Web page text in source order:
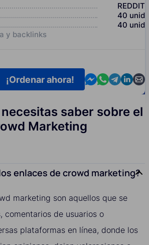
REDDIT
40 unid
40 unid
y backlinks
Contact us in
Contact us
Contact
¡Ordenar ahora!
saber sobre el
Marketing
enlaces de crowd marketing?
marketing son aquellos que se
comentarios de usuarios o
plataformas en línea, donde los